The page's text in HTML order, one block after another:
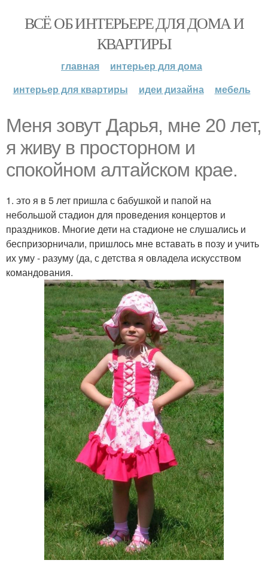
ВСЁ ОБ ИНТЕРЬЕРЕ ДЛЯ ДОМА И
КВАРТИРЫ
главная
интерьер для дома
интерьер для квартиры
идеи дизайна мебель
Меня зовут Дарья, мне 20 лет,
я живу в просторном и
спокойном алтайском крае.
1. это я в 5 лет пришла с бабушкой и папой на
небольшой стадион для проведения концертов и
праздников. Многие дети на стадионе не слушались и
беспризорничали, пришлось мне вставать в позу и учить
их уму - разуму (да, с детства я овладела искусством
командования.